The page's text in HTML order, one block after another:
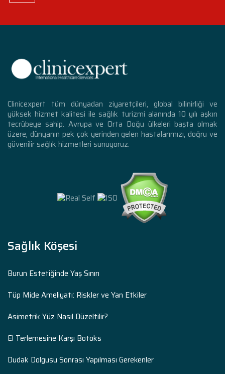
Clinicexpert tüm dünyadan ziyaretçileri, global bilinirliği ve
yüksek hizmet kalitesi ile sağlık turizmi alanında 10 yılı aşkın
tecrübeye sahip. Avrupa ve Orta Doğu ülkeleri başta olmak
üzere, dünyanın pek çok yerinden gelen hastalarımızı, doğru ve
güvenilir sağlık hizmetleri sunuyoruz.
Sağlık Köşesi
Burun Estetiğinde Yaş Sınırı
Tüp Mide Ameliyatı: Riskler ve Yan Etkiler
Asimetrik Yüz Nasıl Düzeltilir?
El Terlemesine Karşı Botoks
Dudak Dolgusu Sonrası Yapılması Gerekenler